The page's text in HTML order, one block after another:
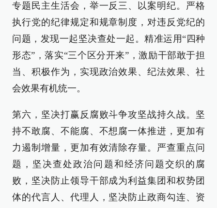
专题民主生活会，举一反三、以案明纪。严格
执行党的纪律规定和规章制度，对违反党纪的
问题，发现一起坚决查处一起。精准运用“四种
形态”，落实“三个区分开来”，激励干部敢于担
当、积极作为，实现政治效果、纪法效果、社
会效果有机统一。
第六，坚决打赢反腐败斗争攻坚战持久战。坚
持不敢腐、不能腐、不想腐一体推进，更加有
力遏制增量，更加有效清除存量。严查重点问
题，坚决查处政治问题和经济问题交织的腐
败，坚决防止领导干部成为利益集团和权势团
体的代言人、代理人，坚决防止政商勾连、资